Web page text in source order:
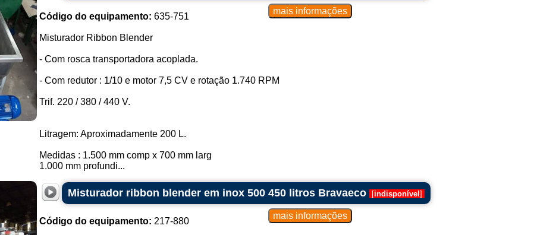
Código do equipamento: 635-751
Misturador Ribbon Blender
- Com rosca transportadora acoplada.
- Com redutor : 1/10 e motor 7,5 CV e rotação 1.740 RPM
Trif. 220 / 380 / 440 V.
Litragem: Aproximadamente 200 L.
Medidas : 1.500 mm comp x 700 mm larg
1.000 mm profundi...
Misturador ribbon blender em inox 500 450 litros Bravaeco [indisponível ]
Código do equipamento: 217-880